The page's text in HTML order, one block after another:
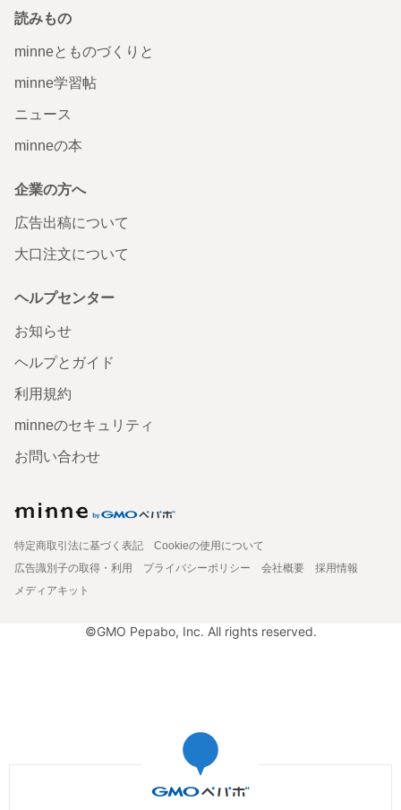
読みもの
minneとものづくりと
minne学習帖
ニュース
minneの本
企業の方へ
広告出稿について
大口注文について
ヘルプセンター
お知らせ
ヘルプとガイド
利用規約
minneのセキュリティ
お問い合わせ
特定商取引法に基づく表記
Cookieの使用について
広告識別子の取得・利用
プライバシーポリシー 会社概要
採用情報
メディアキット
©GMO Pepabo, Inc. All rights reserved.